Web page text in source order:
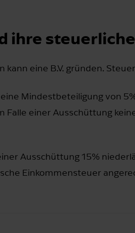
ihre
eine B.V. gründen.
Mindestbeteiligung von
Falle einer Ausschüttung
Ausschüttung 15%
Einkommensteuer